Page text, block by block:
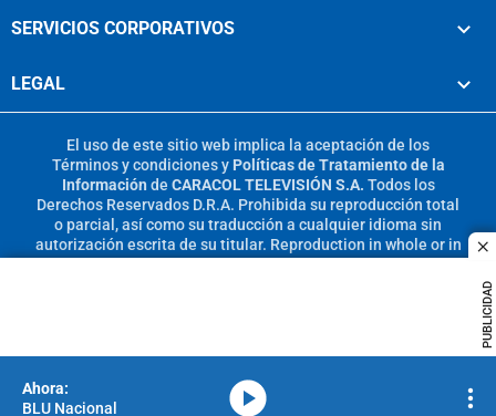
PUBLICIDAD
SERVICIOS CORPORATIVOS
LEGAL
El uso de este sitio web implica la aceptación de los
Términos y condicionesy Políticas de Tratamiento de la
Información de CARACOL TELEVISIÓN S.A. Todos los
Derechos Reservados D.R.A. Prohibida su reproducción total
o parcial, así como su traducción a cualquier idioma sin
autorización escrita de su titular. Reproduction in whole or in
BLU Nacional